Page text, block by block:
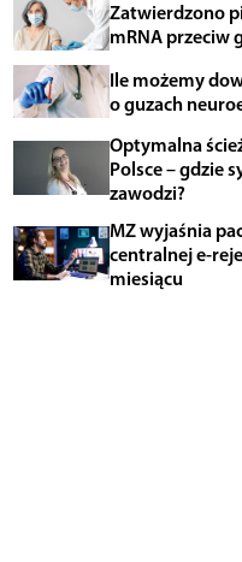
Zatwierdzono
mRNA przeciw
Ile możemy
o guzach
Optymalna
Polsce – gdzie
zawodzi?
MZ wyjaśnia
centralnej e-
miesiącu